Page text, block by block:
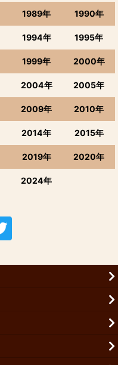
1989年 1990年
1994年 1995年
1999年 2000年
2004年 2005年
2009年 2010年
2014年 2015年
2019年 2020年
2024年